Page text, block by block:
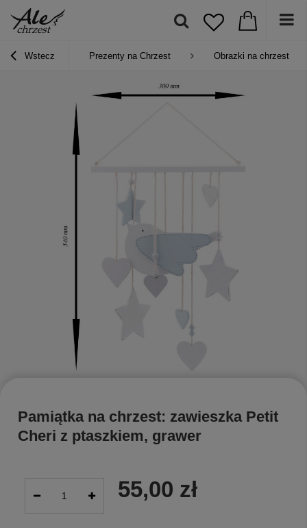
Wstecz Prezenty na Chrzest Obrazki na chrzest
Pamiątka na chrzest: zawieszka Petit
Cheri z ptaszkiem, grawer
55,00 zł